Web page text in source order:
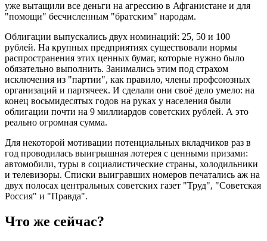
уже вытащили все деньги на агрессию в Афганистане и для
"помощи" бесчисленным "братским" народам.
Облигации выпускались двух номинаций: 25, 50 и 100
рублей. На крупных предприятиях существовали нормы
распространения этих ценных бумаг, которые нужно было
обязательно выполнить. Занимались этим под страхом
исключения из "партии", как правило, члены профсоюзных
организаций и партячеек. И сделали они своё дело умело: на
конец восьмидесятых годов на руках у населения были
облигации почти на 9 миллиардов советских рублей. А это
реально огромная сумма.
Для некоторой мотивации потенциальных вкладчиков раз в
год проводилась выигрышная лотерея с ценными призами:
автомобили, туры в социалистические страны, холодильники
и телевизоры. Списки выигравших номеров печатались аж на
двух полосах центральных советских газет "Труд", "Советская
Россия" и "Правда".
Что же сейчас?